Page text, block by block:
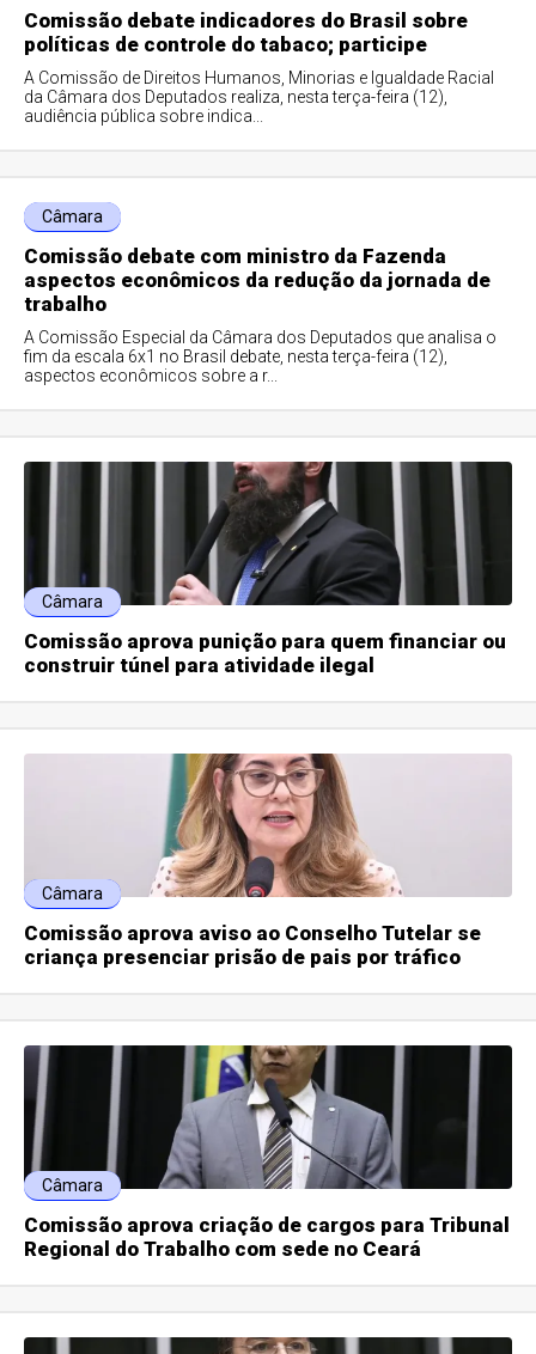
Comissão debate indicadores do Brasil sobre
políticas de controle do tabaco; participe
A Comissão de Direitos Humanos, Minorias e Igualdade Racial
da Câmara dos Deputados realiza, nesta terça-feira (12),
audiência pública sobre indica...
Câmara
Comissão debate com ministro da Fazenda
aspectos econômicos da redução da jornada de
trabalho
A Comissão Especial da Câmara dos Deputados que analisa o
fim da escala 6x1 no Brasil debate, nesta terça-feira (12),
aspectos econômicos sobre a r...
Câmara
Comissão aprova punição para quem financiar ou
construir túnel para atividade ilegal
Câmara
Comissão aprova aviso ao Conselho Tutelar se
criança presenciar prisão de pais por tráfico
Câmara
Comissão aprova criação de cargos para Tribunal
Regional do Trabalho com sede no Ceará